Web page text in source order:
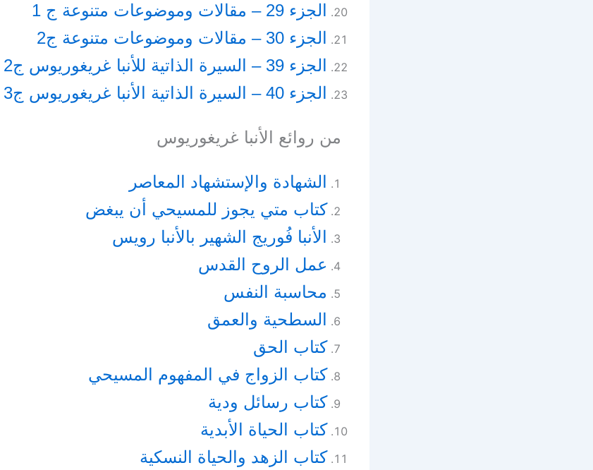
الجزء 29 – مقالات وموضوعات متنوعة ج 1
الجزء 30 – مقالات وموضوعات متنوعة ج2
الجزء 39 – السيرة الذاتية للأنبا غريغوريوس ج2
الجزء 40 – السيرة الذاتية الأنبا غريغوريوس ج3
من روائع الأنبا غريغوريوس
الشهادة والإستشهاد المعاصر
كتاب متي يجوز للمسيحي أن يبغض
الأنبا فُوريج الشهير بالأنبا رويس
عمل الروح القدس
محاسبة النفس
السطحية والعمق
كتاب الحق
كتاب الزواج في المفهوم المسيحي
كتاب رسائل ودية
كتاب الحياة الأبدية
كتاب الزهد والحياة النسكية